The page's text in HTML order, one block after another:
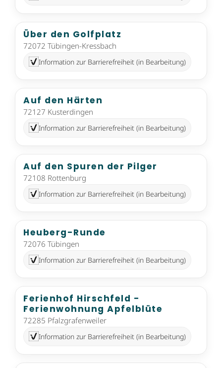
Über den Golfplatz
72072 Tübingen-Kressbach
Information zur Barrierefreiheit (in Bearbeitung)
Auf den Härten
72127 Kusterdingen
Information zur Barrierefreiheit (in Bearbeitung)
Auf den Spuren der Pilger
72108 Rottenburg
Information zur Barrierefreiheit (in Bearbeitung)
Heuberg-Runde
72076 Tübingen
Information zur Barrierefreiheit (in Bearbeitung)
Ferienhof Hirschfeld -
Ferienwohnung Apfelblüte
72285 Pfalzgrafenweiler
Information zur Barrierefreiheit (in Bearbeitung)